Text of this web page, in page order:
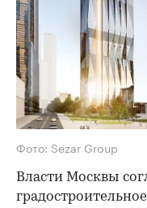
Фото: Sezar Group
Власти Москвы